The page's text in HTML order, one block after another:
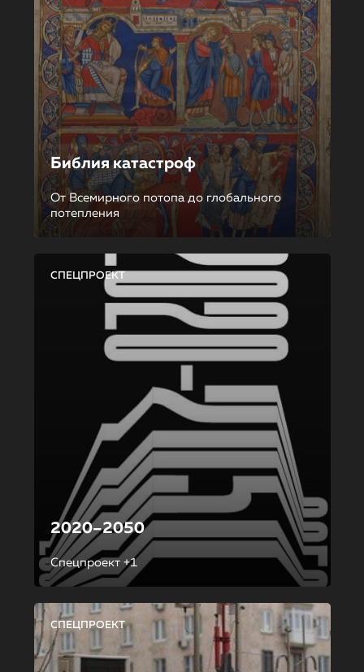
Библия катастроф
От Всемирного потопа до глобального
потепления
СПЕЦПРОЕКТ
2020–2050
Спецпроект +1
СПЕЦПРОЕКТ